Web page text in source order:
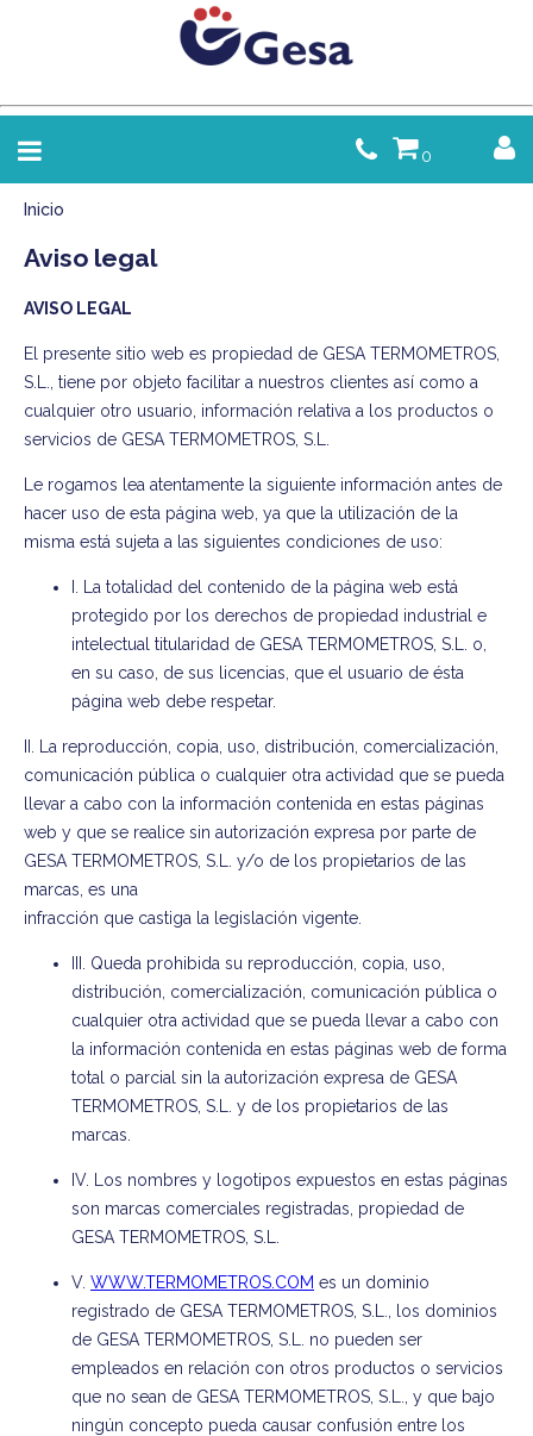
0
Inicio
Aviso legal
AVISO LEGAL
El presente sitio web es propiedad de GESA TERMOMETROS,
S.L., tiene por objeto facilitar a nuestros clientes así como a
cualquier otro usuario, información relativa a los productos o
servicios de GESA TERMOMETROS, S.L.
Le rogamos lea atentamente la siguiente información antes de
hacer uso de esta página web, ya que la utilización de la
misma está sujeta a las siguientes condiciones de uso:
I. La totalidad del contenido de la página web está
protegido por los derechos de propiedad industrial e
intelectual titularidad de GESA TERMOMETROS, S.L. o,
en su caso, de sus licencias, que el usuario de ésta
página web debe respetar.
II. La reproducción, copia, uso, distribución, comercialización,
comunicación pública o cualquier otra actividad que se pueda
llevar a cabo con la información contenida en estas páginas
web y que se realice sin autorización expresa por parte de
GESA TERMOMETROS, S.L. y/o de los propietarios de las
marcas, es una
infracción que castiga la legislación vigente.
III. Queda prohibida su reproducción, copia, uso,
distribución, comercialización, comunicación pública o
cualquier otra actividad que se pueda llevar a cabo con
la información contenida en estas páginas web de forma
total o parcial sin la autorización expresa de GESA
TERMOMETROS, S.L. y de los propietarios de las
marcas.
IV. Los nombres y logotipos expuestos en estas páginas
son marcas comerciales registradas, propiedad de
GESA TERMOMETROS, S.L.
V. WWW.TERMOMETROS.COM es un dominio
registrado de GESA TERMOMETROS, S.L., los dominios
de GESA TERMOMETROS, S.L. no pueden ser
empleados en relación con otros productos o servicios
que no sean de GESA TERMOMETROS, S.L., y que bajo
ningún concepto pueda causar confusión entre los